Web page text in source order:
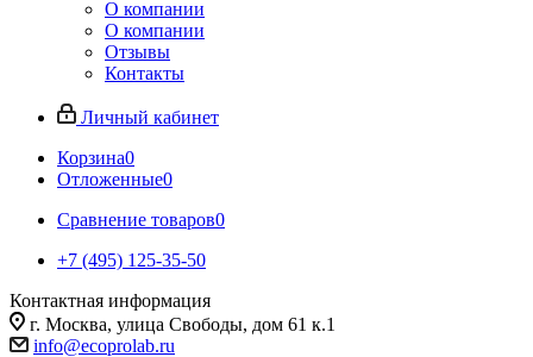
О компании
О компании
Отзывы
Контакты
Личный кабинет
Корзина0
Отложенные0
Сравнение товаров0
+7 (495) 125-35-50
Контактная информация
г. Москва, улица Свободы, дом 61 к.1
info@ecoprolab.ru